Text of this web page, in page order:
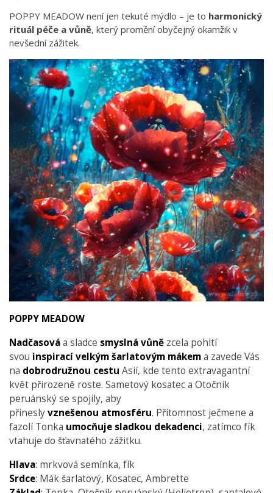
POPPY MEADOW není jen tekuté mýdlo – je to harmonický
rituál péče a vůně, který promění obyčejný okamžik v
nevšední zážitek.
POPPY MEADOW
Nadčasováa sladce smyslnávůně zcela pohltí
svou inspirací velkým šarlatovým mákema zavede Vás
na dobrodružnou cestu Asií, kde tento extravagantní
květ přirozeně roste. Sametový kosatec a Otočník
peruánský se spojily, aby
přineslyvznešenou atmosféru. Přítomnost ječmene a
fazolí Tonka umocňuje sladkou dekadenci, zatímco fík
vtahuje do šťavnatého zážitku.
Hlava: mrkvová semínka, fík
Srdce: Mák šarlatový, Kosatec, Ambrette